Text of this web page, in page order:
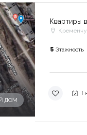
ДОМ
Квартиры
5 Этажность
1